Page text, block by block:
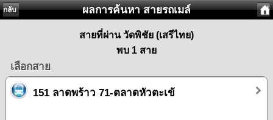
กลับ ผลการค้นหา สายรถเมล์
สายที่ผ่าน วัดพิชัย (เสรีไทย)
พบ 1 สาย
เลือกสาย
151 ลาดพร้าว 71-ตลาดหัวตะเข้